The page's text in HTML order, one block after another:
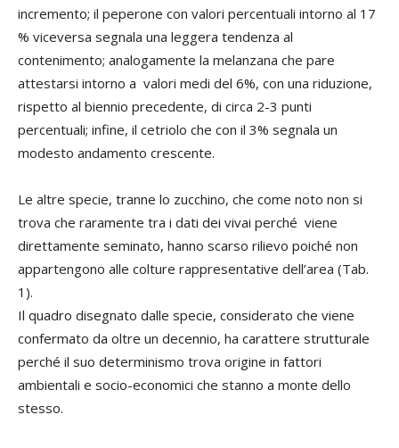
incremento; il peperone con valori percentuali intorno al 17
% viceversa segnala una leggera tendenza al
contenimento; analogamente la melanzana che pare
attestarsi intorno a valori medi del 6%, con una riduzione,
rispetto al biennio precedente, di circa 2-3 punti
percentuali; infine, il cetriolo che con il 3% segnala un
modesto andamento crescente.
Le altre specie, tranne lo zucchino, che come noto non si
trova che raramente tra i dati dei vivai perché viene
direttamente seminato, hanno scarso rilievo poiché non
appartengono alle colture rappresentative dell’area (Tab.
1).
Il quadro disegnato dalle specie, considerato che viene
confermato da oltre un decennio, ha carattere strutturale
perché il suo determinismo trova origine in fattori
ambientali e socio-economici che stanno a monte dello
stesso.